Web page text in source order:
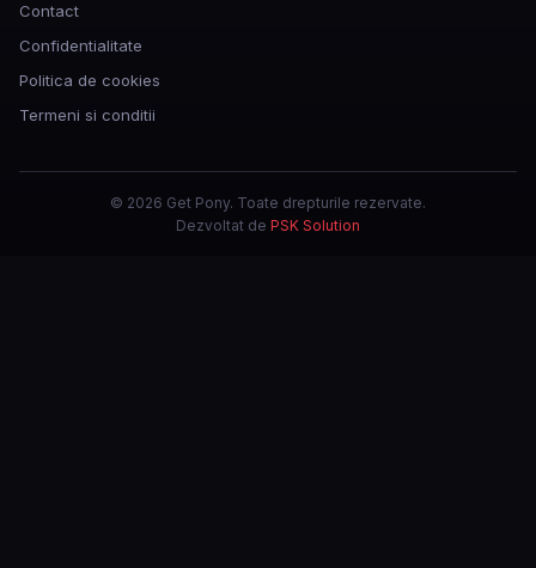
Contact
Confidentialitate
Politica de cookies
Termeni si conditii
© 2026 Get Pony. Toate drepturile rezervate.
Dezvoltat de PSK Solution